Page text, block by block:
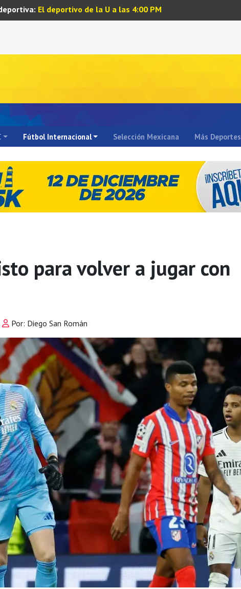
El deportivo de la U a las 4:00 PM
Fútbol Internacional Selección Mexicana Más Deportes
para volver a jugar con
Por: Diego San Román